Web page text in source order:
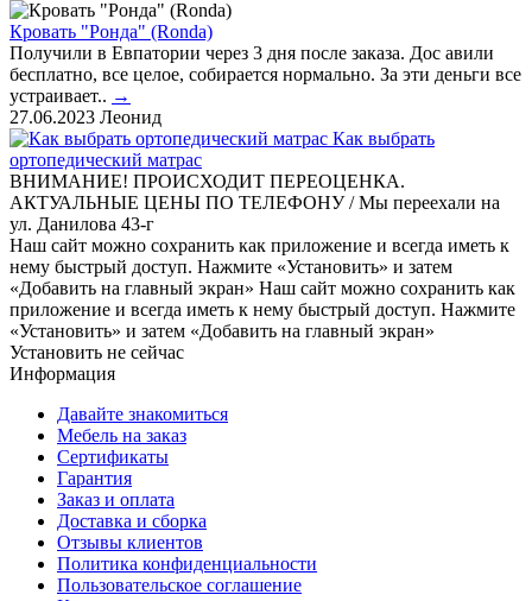
Кровать "Ронда" (Ronda)
Получили в Евпатории через 3 дня после заказа. Дос авили
бесплатно, все целое, собирается нормально. За эти деньги все
устраивает.. →
27.06.2023 Леонид
Как выбрать
ортопедический матрас
ВНИМАНИЕ! ПРОИСХОДИТ ПЕРЕОЦЕНКА.
АКТУАЛЬНЫЕ ЦЕНЫ ПО ТЕЛЕФОНУ / Мы переехали на
ул. Данилова 43-г
Наш сайт можно сохранить как приложение и всегда иметь к
нему быстрый доступ. Нажмите «Установить» и затем
«Добавить на главный экран» Наш сайт можно сохранить как
приложение и всегда иметь к нему быстрый доступ. Нажмите
«Установить» и затем «Добавить на главный экран»
Установить не сейчас
Информация
Давайте знакомиться
Мебель на заказ
Сертификаты
Гарантия
Заказ и оплата
Доставка и сборка
Отзывы клиентов
Политика конфиденциальности
Пользовательское соглашение